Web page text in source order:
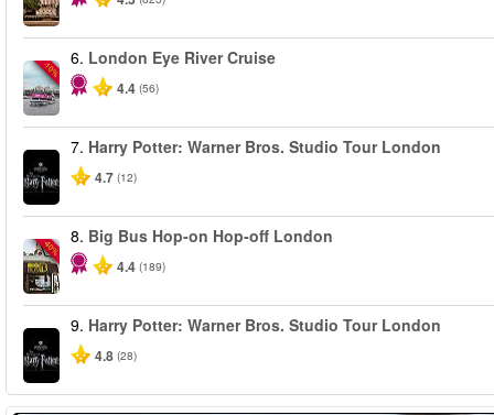
-10%
6. London Eye River Cruise
4.4 (56)
7. Harry Potter: Warner Bros. Studio Tour London
4.7 (12)
-40%
8. Big Bus Hop-on Hop-off London
4.4 (189)
9. Harry Potter: Warner Bros. Studio Tour London
4.8 (28)